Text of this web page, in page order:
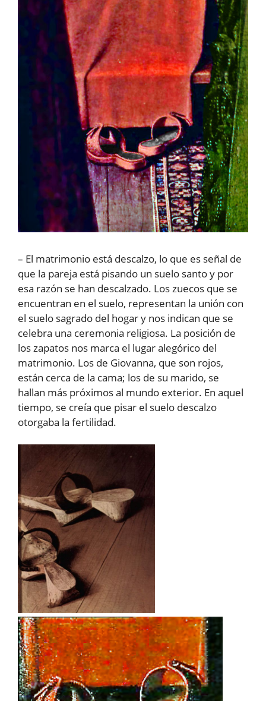
– El matrimonio está descalzo, lo que es señal de
que la pareja está pisando un suelo santo y por
esa razón se han descalzado. Los zuecos que se
encuentran en el suelo, representan la unión con
el suelo sagrado del hogar y nos indican que se
celebra una ceremonia religiosa. La posición de
los zapatos nos marca el lugar alegórico del
matrimonio. Los de Giovanna, que son rojos,
están cerca de la cama; los de su marido, se
hallan más próximos al mundo exterior. En aquel
tiempo, se creía que pisar el suelo descalzo
otorgaba la fertilidad.